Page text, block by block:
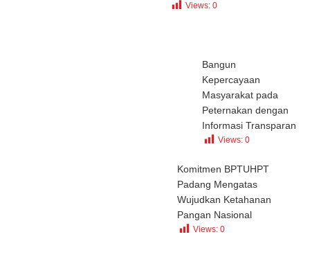
Views: 0
Bangun
Kepercayaan
Masyarakat pada
Peternakan dengan
Informasi Transparan
Views: 0
Komitmen BPTUHPT
Padang Mengatas
Wujudkan Ketahanan
Pangan Nasional
Views: 0